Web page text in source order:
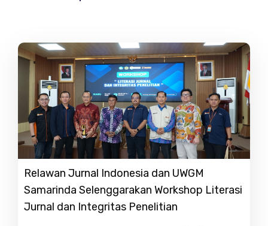
Relawan Jurnal Indonesia dan UWGM
Samarinda Selenggarakan Workshop Literasi
Jurnal dan Integritas Penelitian